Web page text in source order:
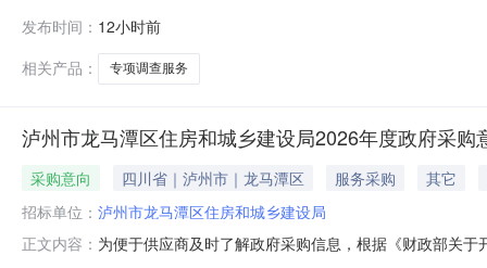
商参加本项目的竞争性磋商。一、采购项目基本情况：
金来源：已落实。三、采购项目简
发布时间： 12小时前
相关产品：
专项调查服务
泸州市龙马潭区住房和城乡建设局2026年度政府采购
采购意向 四川省｜泸州市｜龙马潭区 服务采购
其它
招标单位： 泸州市龙马潭区住房和城乡建设局
正文内容： 为便于供应商及时了解政府采购信息，根据《财政部关